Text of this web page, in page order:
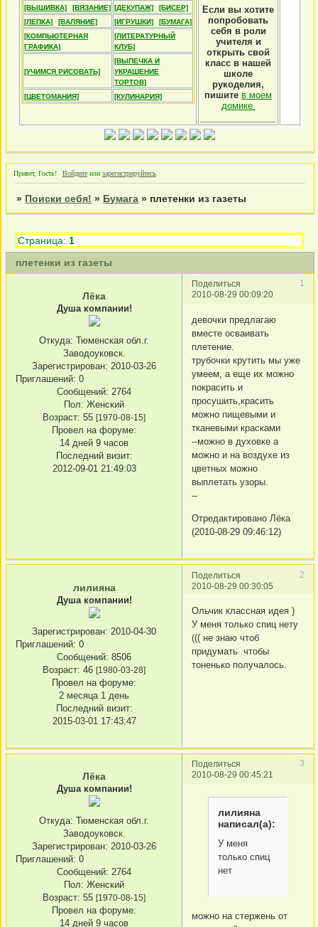
[ВЫШИВКА] [ВЯЗАНИЕ] [ДЕКУПАЖ]
[БИСЕР]
[ЛЕПКА]
[ВАЛЯНИЕ] [ИГРУШКИ]
[БУМАГА]
[КОМПЬЮТЕРНАЯ
ГРАФИКА]
[ЛИТЕРАТУРНЫЙ
КЛУБ]
[УЧИМСЯ РИСОВАТЬ]
[ВЫПЕЧКА И
УКРАШЕНИЕ
ТОРТОВ]
[ЦВЕТОМАНИЯ]
[КУЛИНАРИЯ]
Если вы хотите
попробовать
себя в роли
учителя и
открыть свой
класс в нашей
школе
рукоделия,
пишите в моем
домике
Привет, Гость! Войдите или зарегистрируйтесь
» Поиски себя! » Бумага » плетенки из газеты
плетенки из газеты
Страница: 1
Поделиться
1
2010-08-29 00:09:20
Лёка
Душа компании!
Откуда: Тюменская обл.г.
Заводоуковск.
Зарегистрирован: 2010-03-26
Приглашений: 0
Сообщений: 2764
Пол: Женский
Возраст: 55 [1970-08-15]
Провел на форуме:
14 дней 9 часов
Последний визит:
2012-09-01 21:49:03
девочки предлагаю
вместе осваивать
плетение.
трубочки крутить мы уже
умеем, а еще их можно
покрасить и
просушить,красить
можно пищевыми и
тканевыми красками
--можно в духовке а
можно и на воздухе из
цветных можно
выплетать узоры.
--
Отредактировано Лёка
(2010-08-29 09:46:12)
Поделиться
2
2010-08-29 00:30:05
лилияна
Душа компании!
Зарегистрирован: 2010-04-30
Приглашений: 0
Сообщений: 8506
Возраст: 46 [1980-03-28]
Провел на форуме:
2 месяца 1 день
Последний визит:
2015-03-01 17:43:47
Ольчик классная идея )
У меня только спиц нету
((( не знаю чтоб
придумать чтобы
тоненько получалось.
Поделиться
3
2010-08-29 00:45:21
Лёка
Душа компании!
Откуда: Тюменская обл.г.
Заводоуковск.
Зарегистрирован: 2010-03-26
Приглашений: 0
Сообщений: 2764
Пол: Женский
Возраст: 55 [1970-08-15]
Провел на форуме:
14 дней 9 часов
лилияна
написал(а):
У меня
только спиц
нет
можно на стержень от